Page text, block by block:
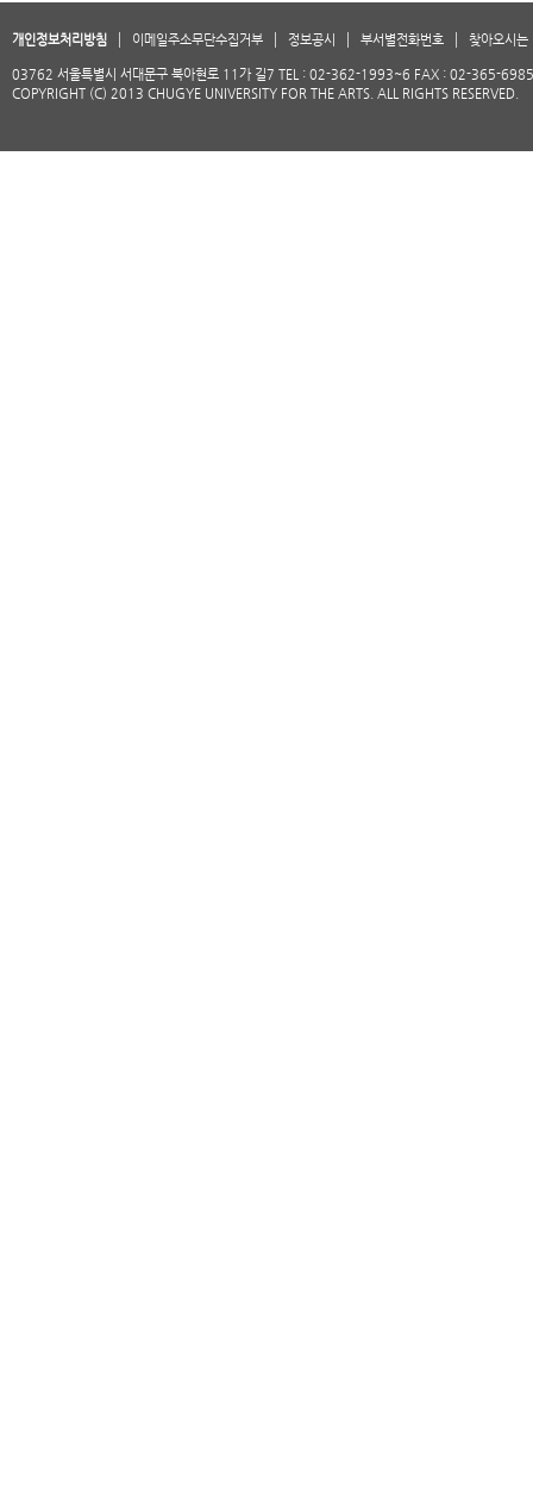
개인정보처리방침 이메일주소무단수집거부 정보공시 부서별전화번호 찾아오시는
03762 서울특별시 서대문구 북아현로 11가 길7 TEL : 02-362-1993~6 FAX : 02-365-6985
COPYRIGHT (C) 2013 CHUGYE UNIVERSITY FOR THE ARTS. ALL RIGHTS RESERVED.